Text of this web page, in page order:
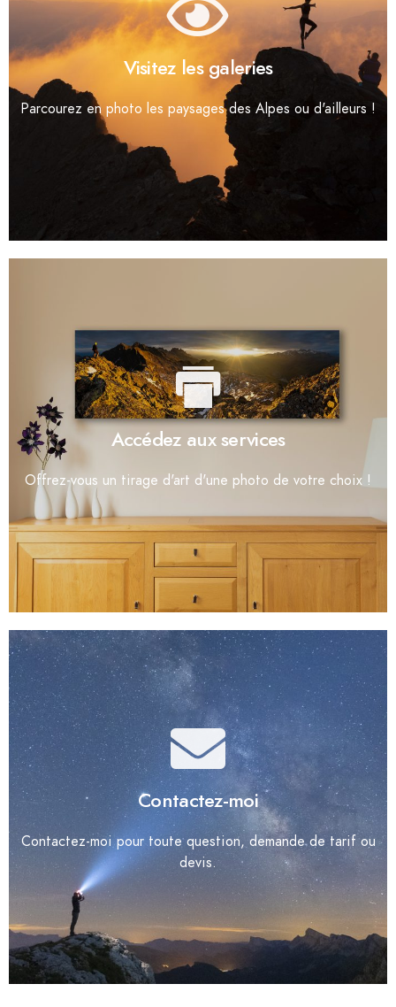
Visitez les galeries
Parcourez en photo les paysages des Alpes ou d'ailleurs !
Accédez aux services
Offrez-vous un tirage d'art d'une photo de votre choix !
Contactez-moi
Contactez-moi pour toute question, demande de tarif ou
devis.